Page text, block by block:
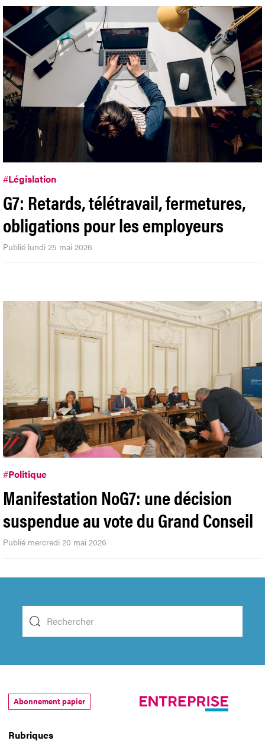
#Législation
G7: Retards, télétravail, fermetures,
obligations pour les employeurs
Publié lundi 25 mai 2026
#Politique
Manifestation NoG7: une décision
suspendue au vote du Grand Conseil
Publié mercredi 20 mai 2026
Rubriques
Abonnement papier